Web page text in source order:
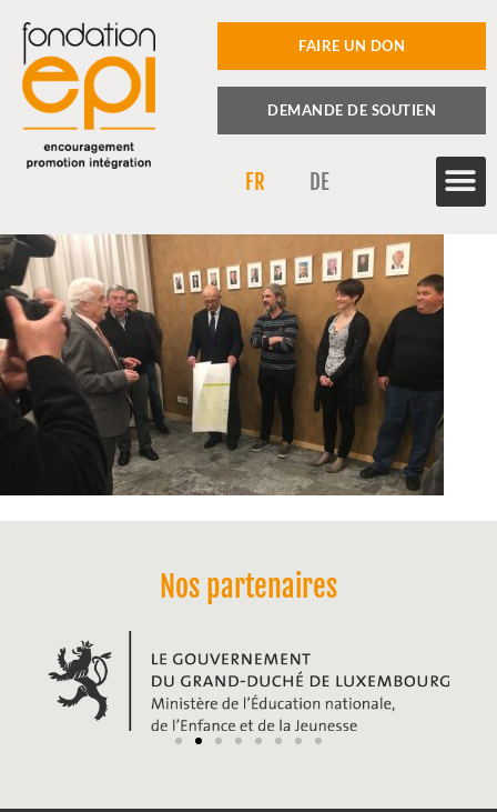
FAIRE UN DON
DEMANDE DE SOUTIEN
FR DE
Nos partenaires